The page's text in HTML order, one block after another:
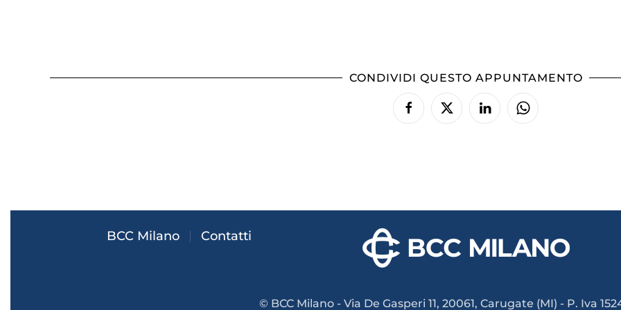
CONDIVIDI QUESTO APPUNTAMENTO
BCC Milano Contatti
© BCC Milano - Via De Gasperi 11, 20061, Carugate (MI) - P. Iva